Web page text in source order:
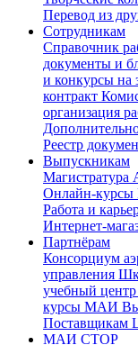
Перевод из
Сотрудникам
Cправочник
документы и
и конкурсы на
контракт
организация
Реестр
Выпускникам
Магистратура
Онлайн-
Работа и
Интернет-
Партнёрам
Консорциум
управления
учебный
курсы МАИ
Поставщикам
МАИ СТОР